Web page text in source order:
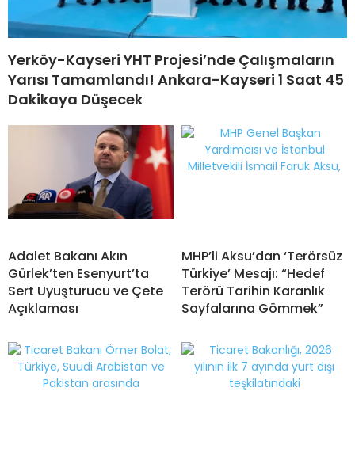
Yerköy-Kayseri YHT Projesi’nde Çalışmaların
Yarısı Tamamlandı! Ankara-Kayseri 1 Saat 45
Dakikaya Düşecek
Adalet Bakanı Akın
Gürlek’ten Esenyurt’ta
Sert Uyuşturucu ve Çete
Açıklaması
MHP’li Aksu’dan ‘Terörsüz
Türkiye’ Mesajı: “Hedef
Terörü Tarihin Karanlık
Sayfalarına Gömmek”